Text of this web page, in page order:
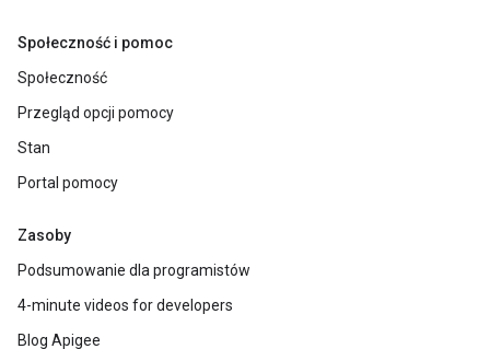
Społeczność i pomoc
Społeczność
Przegląd opcji pomocy
Stan
Portal pomocy
Zasoby
Podsumowanie dla programistów
4-minute videos for developers
Blog Apigee